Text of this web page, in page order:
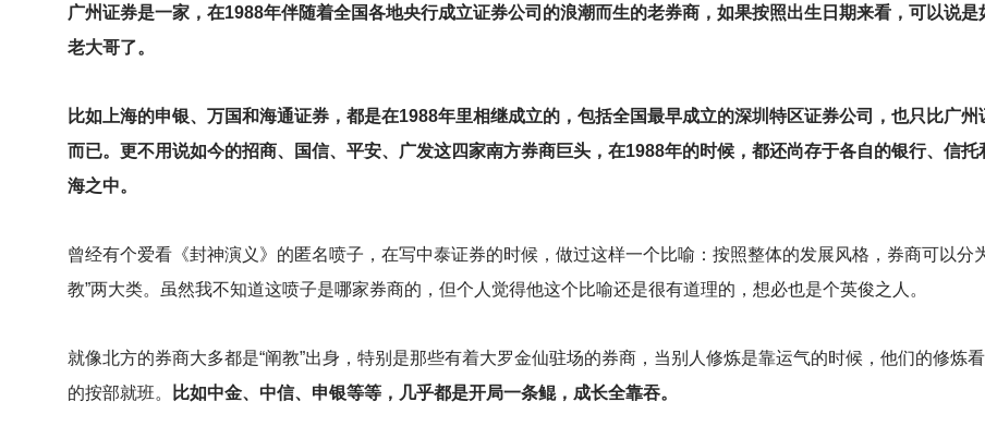
广州证券是一家，在1988年伴随着全国各地央行成立证券公司的浪潮而生的老券商，如果按照出生日期来看，可以说是
老大哥了。
比如上海的申银、万国和海通证券，都是在1988年里相继成立的，包括全国最早成立的深圳特区证券公司，也只比广州
而已。更不用说如今的招商、国信、平安、广发这四家南方券商巨头，在1988年的时候，都还尚存于各自的银行、信托
海之中。
曾经有个爱看《封神演义》的匿名喷子，在写中泰证券的时候，做过这样一个比喻：按照整体的发展风格，券商可以分
教”两大类。虽然我不知道这喷子是哪家券商的，但个人觉得他这个比喻还是很有道理的，想必也是个英俊之人。
就像北方的券商大多都是“阐教”出身，特别是那些有着大罗金仙驻场的券商，当别人修炼是靠运气的时候，他们的修炼
的按部就班。
比如中金、中信、申银等等，几乎都是开局一条鲲，成长全靠吞。